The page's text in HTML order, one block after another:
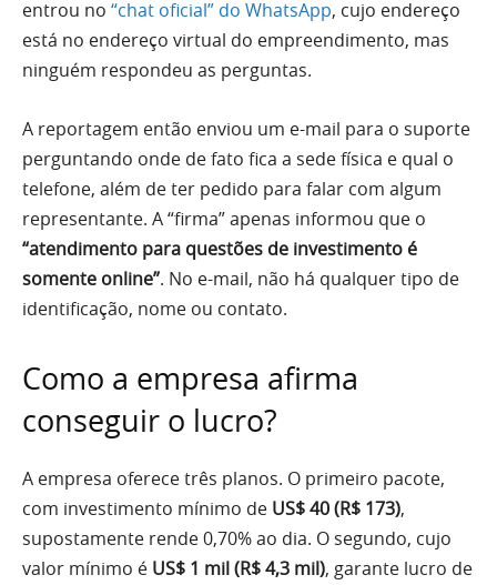
entrou no “chat oficial” do WhatsApp, cujo endereço
está no endereço virtual do empreendimento, mas
ninguém respondeu as perguntas.
A reportagem então enviou um e-mail para o suporte
perguntando onde de fato fica a sede física e qual o
telefone, além de ter pedido para falar com algum
representante. A “firma” apenas informou que o
“atendimento para questões de investimento é
somente online”. No e-mail, não há qualquer tipo de
identificação, nome ou contato.
Como a empresa afirma
conseguir o lucro?
A empresa oferece três planos. O primeiro pacote,
com investimento mínimo de US$ 40 (R$ 173),
supostamente rende 0,70% ao dia. O segundo, cujo
valor mínimo é US$ 1 mil (R$ 4,3 mil), garante lucro de